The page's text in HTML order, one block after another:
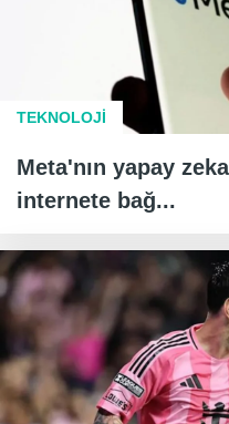
TEKNOLOJİ
Meta'nın yapay
internete bağ...